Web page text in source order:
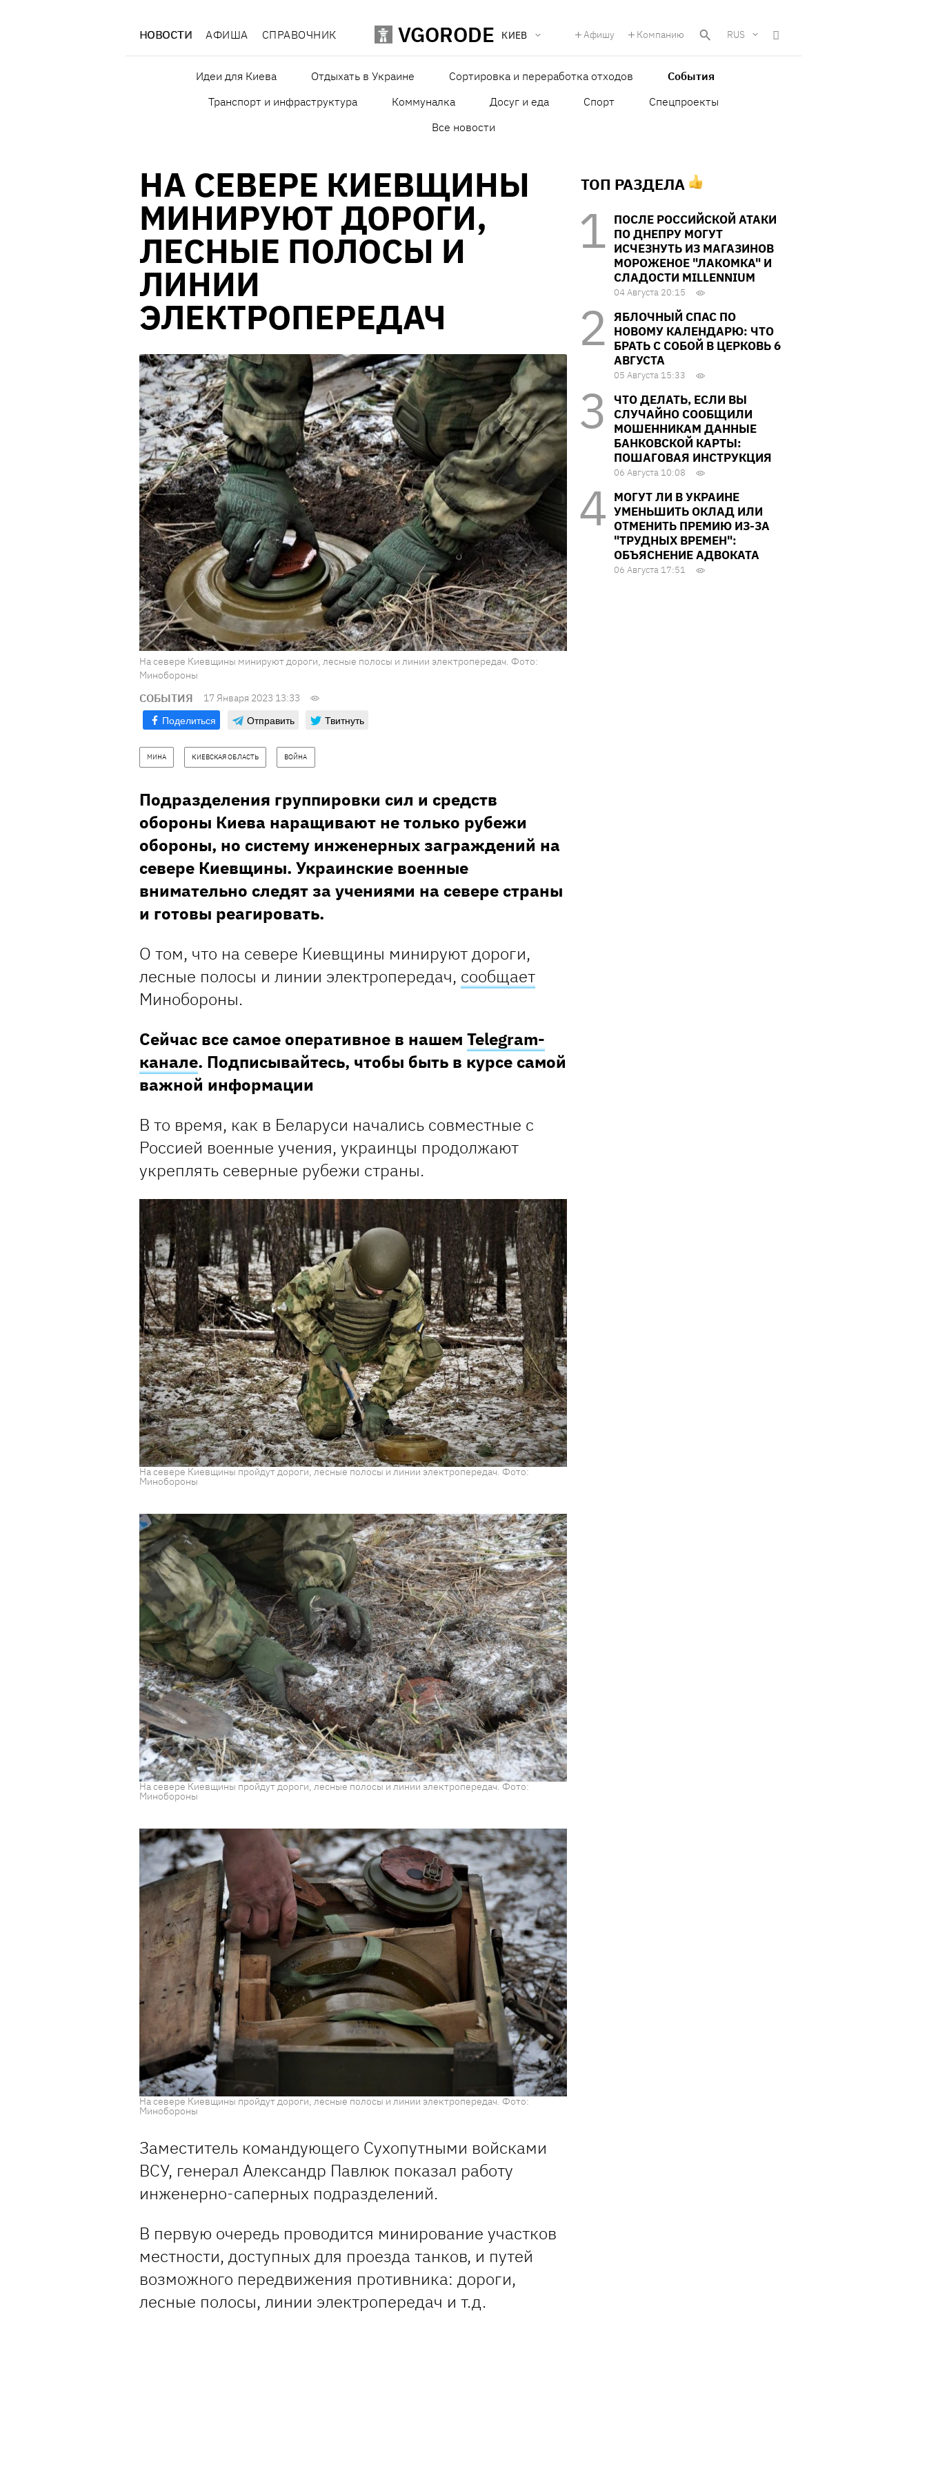
НОВОСТИ АФИША СПРАВОЧНИК VGORODE КИЕВ Афишу Компанию RUS
Идеи для Киева Отдыхать в Украине Сортировка и переработка отходов
События
Транспорт и инфраструктура
Коммуналка Досуг и еда Спорт
Спецпроекты
Все новости
НА СЕВЕРЕ КИЕВЩИНЫ
МИНИРУЮТ ДОРОГИ,
ЛЕСНЫЕ ПОЛОСЫ И
ЛИНИИ
ЭЛЕКТРОПЕРЕДАЧ
На севере Киевщины минируют дороги, лесные полосы и линии электропередач. Фото:
Минобороны
СОБЫТИЯ 17 Января 2023 13:33
Поделиться Отправить Твитнуть
МИНА КИЕВСКАЯ ОБЛАСТЬ ВОЙНА
Подразделения группировки сил и средств
обороны Киева наращивают не только рубежи
обороны, но систему инженерных заграждений на
севере Киевщины. Украинские военные
внимательно следят за учениями на севере страны
и готовы реагировать.
О том, что на севере Киевщины минируют дороги,
лесные полосы и линии электропередач, сообщает
Минобороны.
Сейчас все самое оперативное в нашем Telegram-
канале. Подписывайтесь, чтобы быть в курсе самой
важной информации
В то время, как в Беларуси начались совместные с
Россией военные учения, украинцы продолжают
укреплять северные рубежи страны.
На севере Киевщины пройдут дороги, лесные полосы и линии электропередач. Фото:
Минобороны
На севере Киевщины пройдут дороги, лесные полосы и линии электропередач. Фото:
Минобороны
На севере Киевщины пройдут дороги, лесные полосы и линии электропередач. Фото:
Минобороны
Заместитель командующего Сухопутными войсками
ВСУ, генерал Александр Павлюк показал работу
инженерно-саперных подразделений.
В первую очередь проводится минирование участков
местности, доступных для проезда танков, и путей
возможного передвижения противника: дороги,
лесные полосы, линии электропередач и т.д.
ТОП РАЗДЕЛА
ПОСЛЕ РОССИЙСКОЙ АТАКИ
ПО ДНЕПРУ МОГУТ
ИСЧЕЗНУТЬ ИЗ МАГАЗИНОВ
МОРОЖЕНОЕ "ЛАКОМКА" И
СЛАДОСТИ MILLENNIUM
04 Августа 20:15
ЯБЛОЧНЫЙ СПАС ПО
НОВОМУ КАЛЕНДАРЮ: ЧТО
БРАТЬ С СОБОЙ В ЦЕРКОВЬ 6
АВГУСТА
05 Августа 15:33
ЧТО ДЕЛАТЬ, ЕСЛИ ВЫ
СЛУЧАЙНО СООБЩИЛИ
МОШЕННИКАМ ДАННЫЕ
БАНКОВСКОЙ КАРТЫ:
ПОШАГОВАЯ ИНСТРУКЦИЯ
06 Августа 10:08
МОГУТ ЛИ В УКРАИНЕ
УМЕНЬШИТЬ ОКЛАД ИЛИ
ОТМЕНИТЬ ПРЕМИЮ ИЗ-ЗА
"ТРУДНЫХ ВРЕМЕН":
ОБЪЯСНЕНИЕ АДВОКАТА
06 Августа 17:51